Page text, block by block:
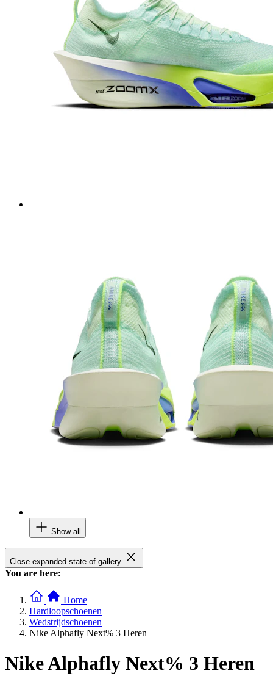
Show all
Close expanded state of gallery
You are here:
Home
Hardloopschoenen
Wedstrijdschoenen
Nike Alphafly Next% 3 Heren
Nike Alphafly Next% 3 Heren